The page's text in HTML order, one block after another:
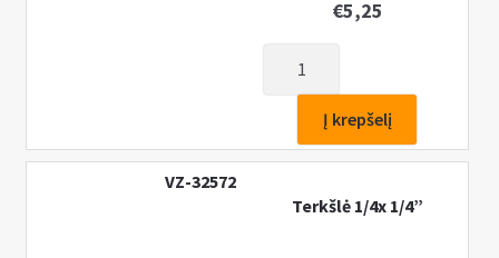
€5,25
1/2'(12,7mm)
Į krepšelį
VZ-32572
Terkšlė 1/4x 1/4”